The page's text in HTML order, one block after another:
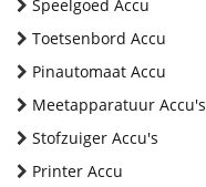
Speelgoed Accu
Toetsenbord Accu
Pinautomaat Accu
Meetapparatuur Accu's
Stofzuiger Accu's
Printer Accu